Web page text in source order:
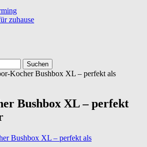
zuhause
Kocher Bushbox XL – perfekt als
Bushbox XL – perfekt